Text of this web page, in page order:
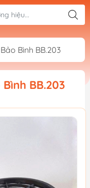
Bình BB.203
BB.203